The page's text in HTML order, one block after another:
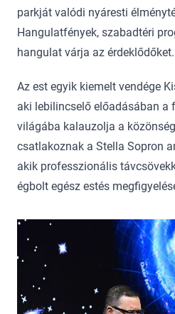
parkját valódi nyáresti
Hangulatfények, szabadtéri
hangulat várja az érdeklődőket.
Az est egyik kiemelt vendége
aki lebilincselő előadásában a
világába kalauzolja a
csatlakoznak a Stella Sopron
akik professzionális
égbolt egész estés